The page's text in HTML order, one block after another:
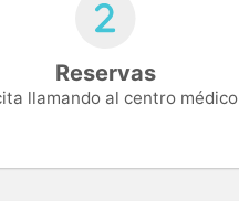
Reservas
llamando al centro médico